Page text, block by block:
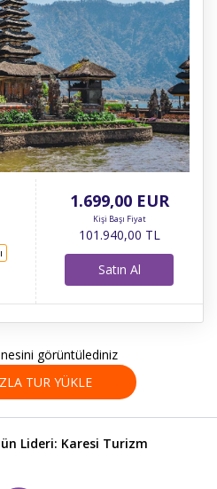
1.699,00EUR
Kişi Başı Fiyat
101.940,00 TL
Satın Al
görüntülediniz
TUR YÜKLE
Lideri: Karesi Turizm